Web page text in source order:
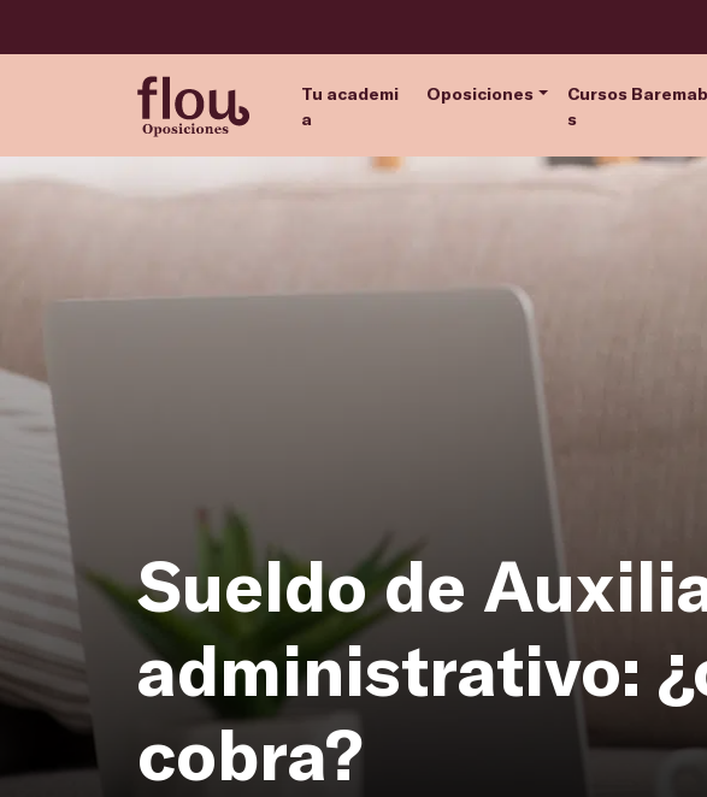
Tu academi
a
Oposiciones
Cursos
s
Sueldo de
administrativo:
cobra?